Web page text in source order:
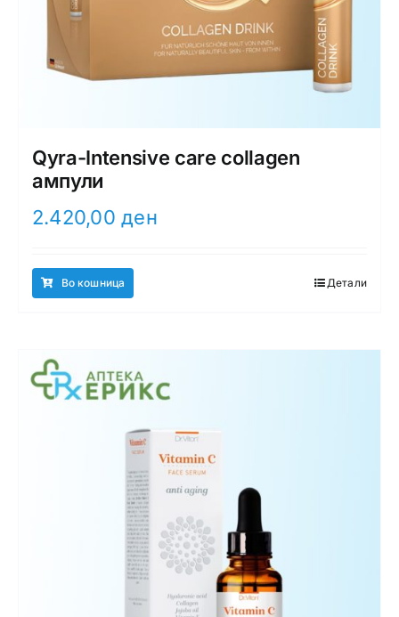
Qyra-Intensive care collagen
ампули
2.420,00ден
Во кошница Детали